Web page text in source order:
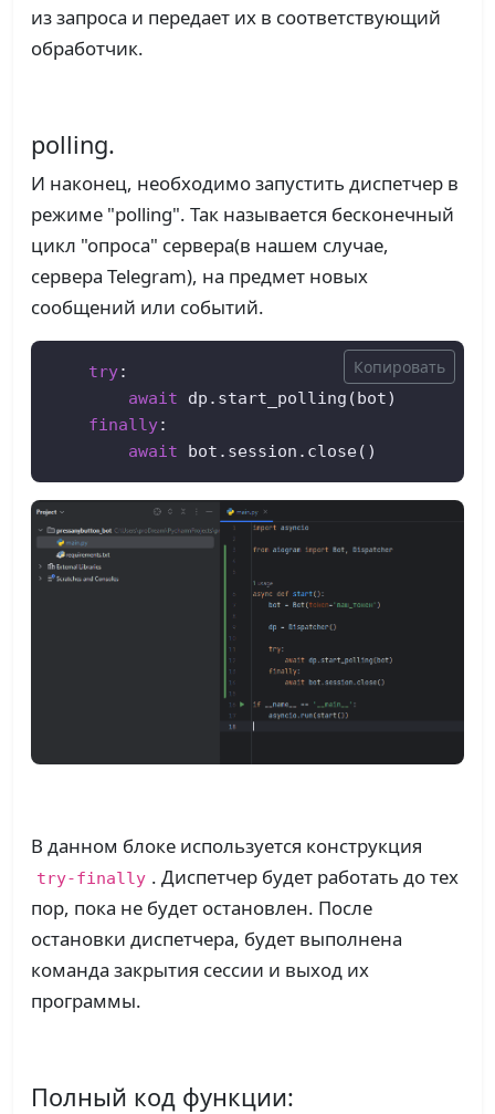
из запроса и передает их в соответствующий
обработчик.
polling.
И наконец, необходимо запустить диспетчер в
режиме "polling". Так называется бесконечный
цикл "опроса" сервера(в нашем случае,
сервера Telegram), на предмет новых
сообщений или событий.
try:
await dp.start_polling(bot)
finally:
await bot.session.close()
Копировать
В данном блоке используется конструкция
try-finally . Диспетчер будет работать до тех
пор, пока не будет остановлен. После
остановки диспетчера, будет выполнена
команда закрытия сессии и выход их
программы.
Полный код функции: